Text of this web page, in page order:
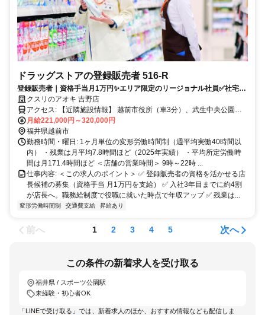
ドラッグストアの登録販売者 516-R
登録販売者｜資格手当月1万円✨エリア限定のリージョナル社員✅社宅あ
り｜残業月7.8h
クスリのアオキ 吉野店
アクセス: 【近隣施設情報】 越前市役所（車3分）、武生中央公園
月給221,000円～320,000円
福井県越前市
勤務時間・曜日: 1ヶ月単位の変形労働時間制（週平均実働40時間以
内） ・残業は月平均7.8時間ほど（2025年実績） ・平均所定労働時
間は月171.4時間ほど ＜店舗の営業時間＞ 9時～22時 ...
仕事内容: ＜この求人のポイント＞ ✅ 登録販売者の資格を活かせる店
長候補の募集（資格手当 月1万円を支給） ✅ 入社3年目までに約4割
が店長へ。職務給制度で役職に就いた時点で年収アップ ✅ 残業は...
変形労働時間制 交通費支給 昇給あり
前へ 1 2 3 4 5 次へ
この条件の新着求人を受け取る
福井県 / スポーツ公園駅
未経験・初心者OK
「LINEで受け取る」では、新着求人のほか、おすすめ情報なども配信しま